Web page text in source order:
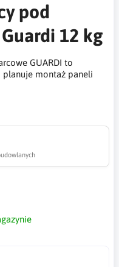
pod
12 kg
GUARDI to
planuje montaż paneli